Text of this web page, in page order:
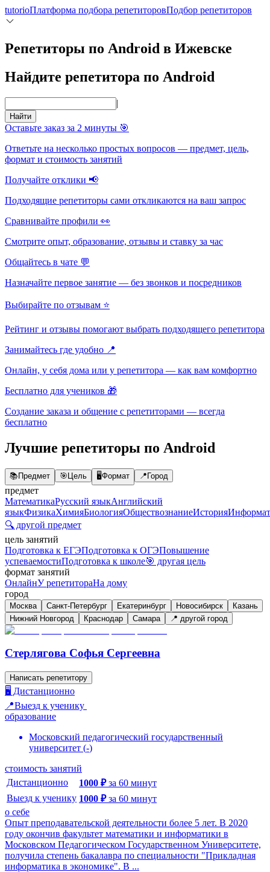
tutorioПлатформа подбора репетиторовПодбор репетиторов
Репетиторы по Android в Ижевске
Найдите репетитора по Android
|
Найти
Оставьте заказ за 2 минуты 🎯
Ответьте на несколько простых вопросов — предмет, цель,
формат и стоимость занятий
Получайте отклики 📢
Подходящие репетиторы сами откликаются на ваш запрос
Сравнивайте профили 👀
Смотрите опыт, образование, отзывы и ставку за час
Общайтесь в чате 💬
Назначайте первое занятие — без звонков и посредников
Выбирайте по отзывам ⭐
Рейтинг и отзывы помогают выбрать подходящего репетитора
Занимайтесь где удобно 📍
Онлайн, у себя дома или у репетитора — как вам комфортно
Бесплатно для учеников 🎁
Создание заказа и общение с репетиторами — всегда
бесплатно
Лучшие репетиторы по Android
📚Предмет 🎯Цель 🖥️Формат 📍Город
предмет
МатематикаРусский языкАнглийский
языкФизикаХимияБиологияОбществознаниеИстория
🔍 другой предмет
цель занятий
Подготовка к ЕГЭПодготовка к ОГЭПовышение
успеваемостиПодготовка к школе🎯 другая цель
формат занятий
ОнлайнУ репетитораНа дому
город
Москва Санкт-Петербург Екатеринбург Новосибирск
Казань
Нижний Новгород
Краснодар Самара 📍 другой город
Стерлягова Софья Сергеевна
Написать репетитору
🖥️ Дистанционно
📍Выезд к ученику
образование
Московский педагогический государственный
университет (-)
стоимость занятий
Дистанционно
1000 ₽ за 60 минут
Выезд к ученику 1000 ₽ за 60 минут
о себе
Опыт преподавательской деятельности более 5 лет. В 2020
году окончив факультет математики и информатики в
Московском Педагогическом Государственном Университете,
получила степень бакалавра по специальности "Прикладная
информатика в экономике". В ...